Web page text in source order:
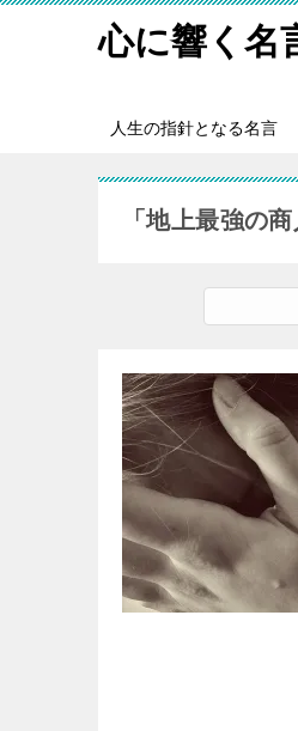
心に響く名
人生の指針となる名言
「地上最強の